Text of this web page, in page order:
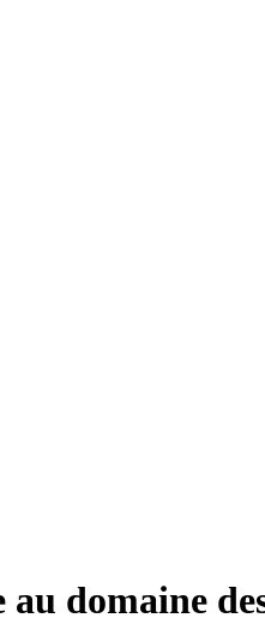
domaine